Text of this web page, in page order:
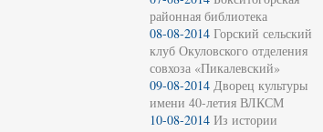
районная библиотека
08-08-2014 Горский сельский
клуб Окуловского отделения
совхоза «Пикалевский»
09-08-2014 Дворец культуры
имени 40-летия ВЛКСМ
10-08-2014 Из истории